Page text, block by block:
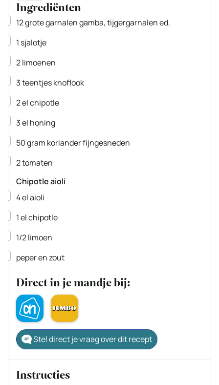
Ingrediënten
▢
12grotegarnalengamba, tijgergarnalen ed.
▢
1 sjalotje
▢
2limoenen
▢
3teentjesknoflook
▢
2elchipotle
▢
3el honing
▢
50gram korianderfijngesneden
▢
2tomaten
Chipotle aioli
▢
4elaioli
▢
1elchipotle
▢
1/2limoen
▢
peper en zout
Direct in je mandje bij:
Stel direct je vraag over dit recept
Instructies